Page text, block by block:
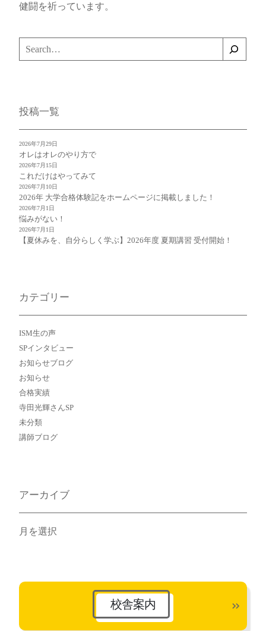
健闘を祈っています。
検
索
投稿一覧
オレはオレのやり方で
2026年7月29日
これだけはやってみて
2026年7月15日
2026年 大学合格体験記をホームページに掲載しました！
2026年7月10日
悩みがない！
2026年7月1日
【夏休みを、自分らしく学ぶ】2026年度 夏期講習 受付開始！
2026年7月1日
カテゴリー
ISM生の声
SPインタビュー
お知らせブログ
お知らせ
合格実績
寺田光輝さんSP
未分類
講師ブログ
アーカイブ
ア
ブ
校舎案内